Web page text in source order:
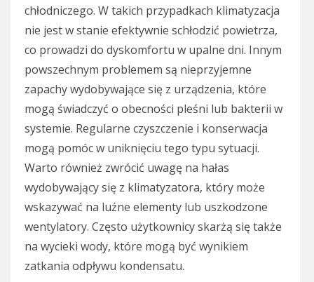
chłodniczego. W takich przypadkach klimatyzacja
nie jest w stanie efektywnie schłodzić powietrza,
co prowadzi do dyskomfortu w upalne dni. Innym
powszechnym problemem są nieprzyjemne
zapachy wydobywające się z urządzenia, które
mogą świadczyć o obecności pleśni lub bakterii w
systemie. Regularne czyszczenie i konserwacja
mogą pomóc w uniknięciu tego typu sytuacji.
Warto również zwrócić uwagę na hałas
wydobywający się z klimatyzatora, który może
wskazywać na luźne elementy lub uszkodzone
wentylatory. Często użytkownicy skarżą się także
na wycieki wody, które mogą być wynikiem
zatkania odpływu kondensatu.